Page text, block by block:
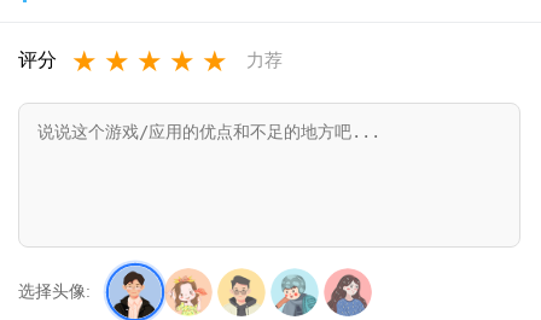
Surf)v3.65.1
评分 ★ ★ ★ ★ ★ 力荐
选择头像: